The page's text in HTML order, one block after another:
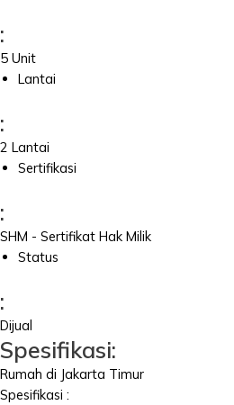
:
5 Unit
Lantai
:
2 Lantai
Sertifikasi
:
SHM - Sertifikat Hak Milik
Status
:
Dijual
Spesifikasi:
Rumah di Jakarta Timur
Spesifikasi :